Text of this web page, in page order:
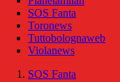
SOS Fanta
Toronews
Tuttobolognaweb
Violanews
SOS Fanta